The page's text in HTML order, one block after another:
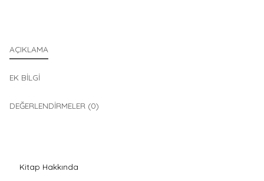
AÇIKLAMA
EK BILGI
DEĞERLENDIRMELER (0)
Kitap Hakkında